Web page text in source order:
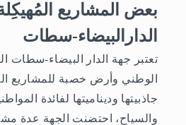
بعض المشاريع
الدارالبيضاء-سطات
تعتبر جهة الدار البيضاء-سطات
الوطني وأرض خصبة للمشاريع
جاذبيتها وديناميتها لفائدة
والسياح، احتضنت الجهة عدة